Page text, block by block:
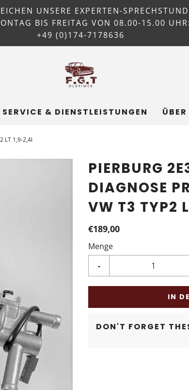
UNSERE EXPERTEN-
BIS FREITAG VON 08.00-15.00
+49 (0)174-7178636
SERVICE & DIENSTLEISTUNGEN
LT 1,9-2,4l
PIERBURG
DIAGNOSE
VW T3 TYP2
€189,00
Menge
-
IN
DON'T FORGET